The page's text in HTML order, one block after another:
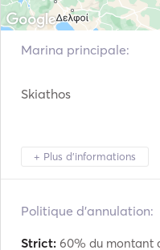
Marina principale:
Skiathos
+ Plus d'informations
Politique d'annulation:
Strict: 60% du montant